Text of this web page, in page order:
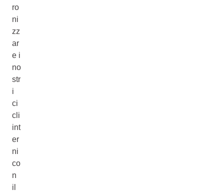
ro
ni
zz
ar
e i
no
str
i
ci
cli
int
er
ni
co
n
il